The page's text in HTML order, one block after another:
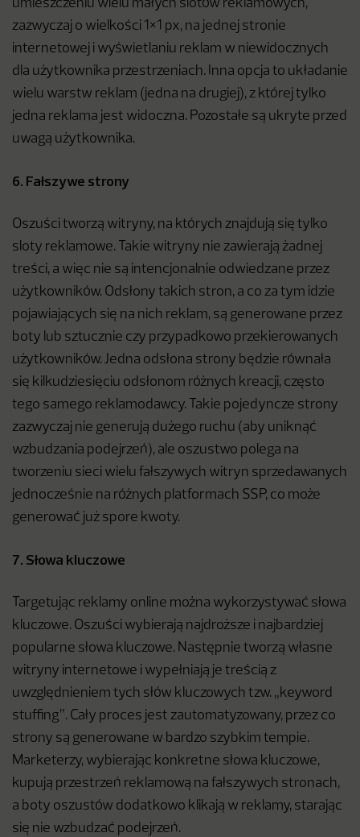
umieszczeniu wielu małych slotów reklamowych,
zazwyczaj o wielkości 1×1 px, na jednej stronie
internetowej i wyświetlaniu reklam w niewidocznych
dla użytkownika przestrzeniach. Inna opcja to układanie
wielu warstw reklam (jedna na drugiej), z której tylko
jedna reklama jest widoczna. Pozostałe są ukryte przed
uwagą użytkownika.
6. Fałszywe strony
Oszuści tworzą witryny, na których znajdują się tylko
sloty reklamowe. Takie witryny nie zawierają żadnej
treści, a więc nie są intencjonalnie odwiedzane przez
użytkowników. Odsłony takich stron, a co za tym idzie
pojawiających się na nich reklam, są generowane przez
boty lub sztucznie czy przypadkowo przekierowanych
użytkowników. Jedna odsłona strony będzie równała
się kilkudziesięciu odsłonom różnych kreacji, często
tego samego reklamodawcy. Takie pojedyncze strony
zazwyczaj nie generują dużego ruchu (aby uniknąć
wzbudzania podejrzeń), ale oszustwo polega na
tworzeniu sieci wielu fałszywych witryn sprzedawanych
jednocześnie na różnych platformach SSP, co może
generować już spore kwoty.
7. Słowa kluczowe
Targetując reklamy online można wykorzystywać słowa
kluczowe. Oszuści wybierają najdroższe i najbardziej
popularne słowa kluczowe. Następnie tworzą własne
witryny internetowe i wypełniają je treścią z
uwzględnieniem tych słów kluczowych tzw. „keyword
stuffing”. Cały proces jest zautomatyzowany, przez co
strony są generowane w bardzo szybkim tempie.
Marketerzy, wybierając konkretne słowa kluczowe,
kupują przestrzeń reklamową na fałszywych stronach,
a boty oszustów dodatkowo klikają w reklamy, starając
się nie wzbudzać podejrzeń.